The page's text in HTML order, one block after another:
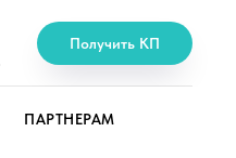
Получить КП
ПАРТНЕРАМ